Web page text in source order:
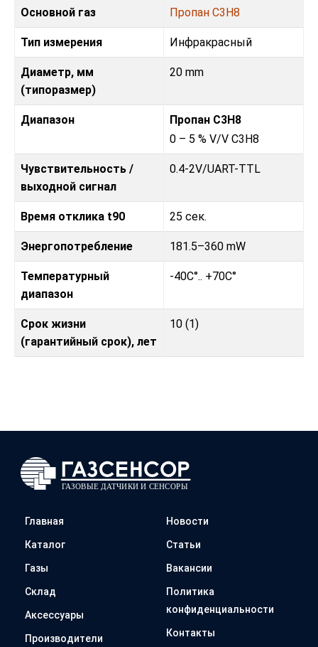
Основной газ Пропан C3H8
Тип измерения Инфракрасный
Диаметр, мм
(типоразмер)
20 mm
Диапазон
Пропан C3H8
0 – 5 % V/V C3H8
Чувствительность /
выходной сигнал
0.4-2V/UART-TTL
Время отклика t90 25 сек.
Энергопотребление 181.5–360 mW
Температурный
диапазон
-40C°.. +70C°
Срок жизни
(гарантийный срок), лет
10 (1)
Главная
Каталог
Газы
Склад
Аксессуары
Производители
Новости
Статьи
Вакансии
Политика
конфиденциальности
Контакты